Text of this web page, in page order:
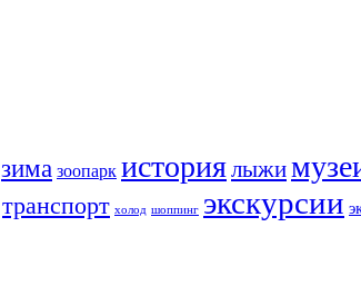
зима зоопарк историялыжи
транспорт холод шоппинг экскурсии